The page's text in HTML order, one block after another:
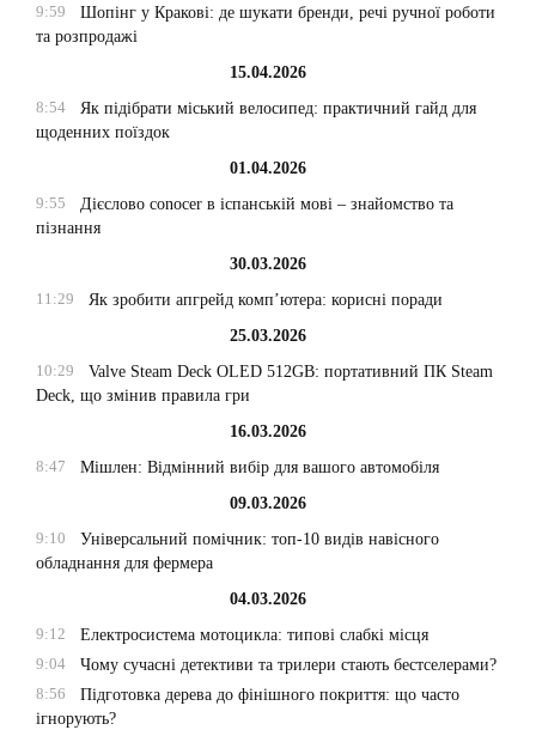
9:59
Шопінг у Кракові: де шукати бренди, речі ручної роботи
та розпродажі
15.04.2026
8:54
Як підібрати міський велосипед: практичний гайд для
щоденних поїздок
01.04.2026
9:55
Дієслово conocer в іспанській мові – знайомство та
пізнання
30.03.2026
11:29
Як зробити апгрейд комп’ютера: корисні поради
25.03.2026
10:29
Valve Steam Deck OLED 512GB: портативний ПК Steam
Deck, що змінив правила гри
16.03.2026
8:47
Мішлен: Відмінний вибір для вашого автомобіля
09.03.2026
9:10
Універсальний помічник: топ-10 видів навісного
обладнання для фермера
04.03.2026
9:12
Електросистема мотоцикла: типові слабкі місця
9:04
Чому сучасні детективи та трилери стають бестселерами?
8:56
Підготовка дерева до фінішного покриття: що часто
ігнорують?